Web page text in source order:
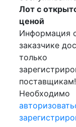
Лот с
ценой
Информация
заказчике
только
поставщикам!
Необходимо